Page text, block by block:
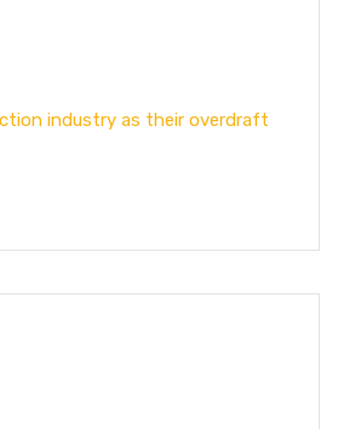
industry as their overdraft